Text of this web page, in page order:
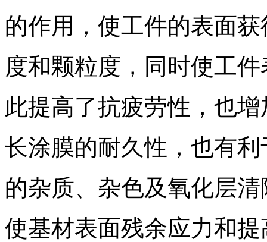
的作用，使工件的表面
度和颗粒度，同时使工
此提高了抗疲劳性，也
长涂膜的耐久性，也有
的杂质、杂色及氧化层
使基材表面残余应力和